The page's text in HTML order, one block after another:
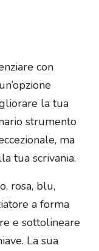
con
la tua
strumento
ma
tua scrivania.
rosa, blu,
a forma
e sottolineare
La sua